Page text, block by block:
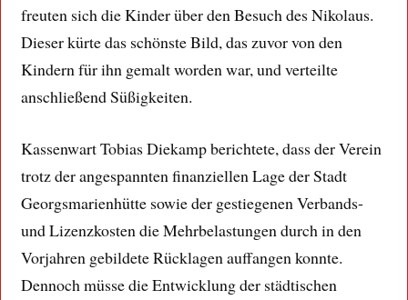
freuten sich die Kinder über den Besuch des Nikolaus.
Dieser kürte das schönste Bild, das zuvor von den
Kindern für ihn gemalt worden war, und verteilte
anschließend Süßigkeiten.
Kassenwart Tobias Diekamp berichtete, dass der Verein
trotz der angespannten finanziellen Lage der Stadt
Georgsmarienhütte sowie der gestiegenen Verbands-
und Lizenzkosten die Mehrbelastungen durch in den
Vorjahren gebildete Rücklagen auffangen konnte.
Dennoch müsse die Entwicklung der städtischen